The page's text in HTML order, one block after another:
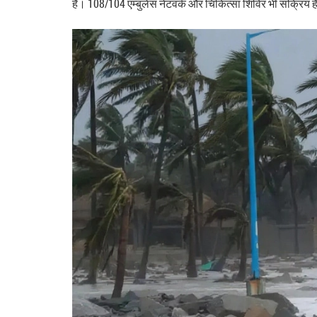
हैं। 108/104 एम्बुलेंस नेटवर्क और चिकित्सा शिविर भी सक्रिय